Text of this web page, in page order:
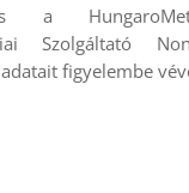
a
Szolgáltató
figyelembe